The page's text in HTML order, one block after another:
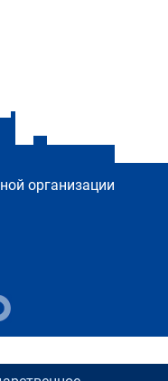
организации